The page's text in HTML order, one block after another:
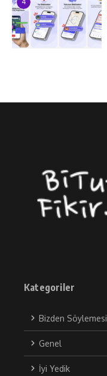
Kategoriler
Bizden Söylemesi
Genel
İyi Yedik